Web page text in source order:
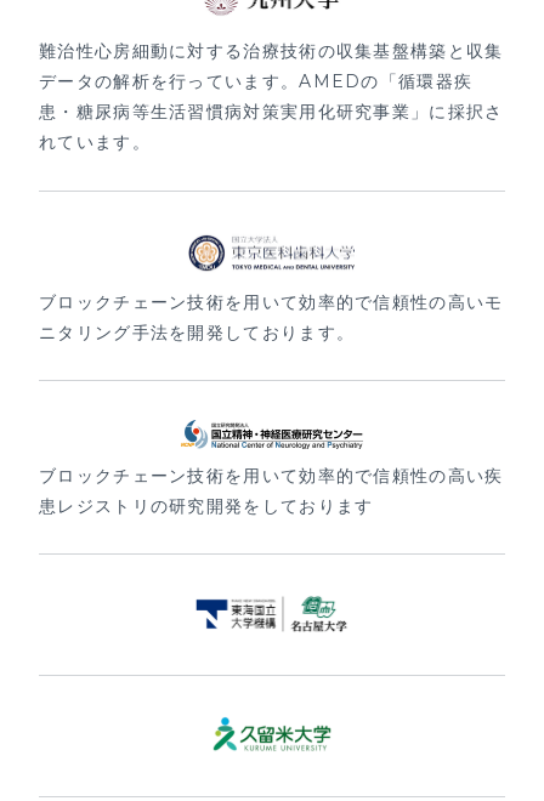
難治性心房細動に対する治療技術の収集基盤構築と収集
データの解析を行っています。AMEDの「循環器疾
患・糖尿病等生活習慣病対策実用化研究事業」に採択さ
れています。
ブロックチェーン技術を用いて効率的で信頼性の高いモ
ニタリング手法を開発しております。
ブロックチェーン技術を用いて効率的で信頼性の高い疾
患レジストリの研究開発をしております